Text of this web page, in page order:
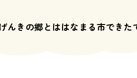
げんきの郷とははなまる市できた